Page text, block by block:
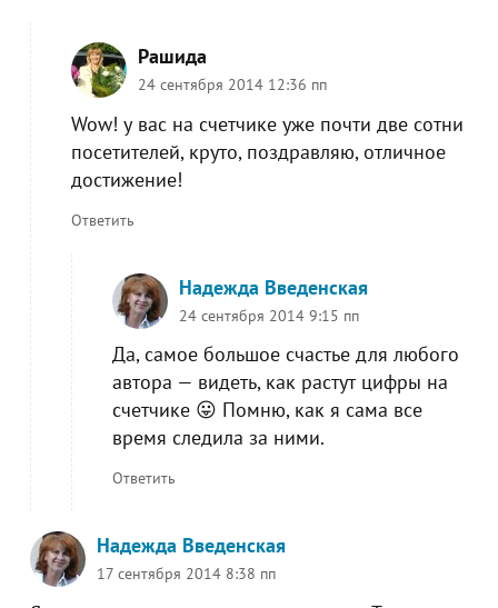
Рашида
24 сентября 2014 12:36 пп
Wow! у вас на счетчике уже почти две сотни
посетителей, круто, поздравляю, отличное
достижение!
Ответить
Надежда Введенская
24 сентября 2014 9:15 пп
Да, самое большое счастье для любого
автора — видеть, как растут цифры на
счетчике 😛 Помню, как я сама все
время следила за ними.
Ответить
Надежда Введенская
17 сентября 2014 8:38 пп